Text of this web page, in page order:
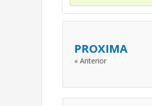
PROXIMA
« Anterior